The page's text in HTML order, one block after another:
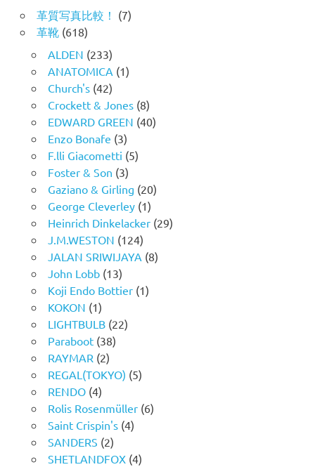
革質写真比較！ (7)
革靴(618)
ALDEN (233)
ANATOMICA (1)
Church's(42)
Crockett & Jones(8)
EDWARD GREEN (40)
Enzo Bonafe (3)
F.lli Giacometti (5)
Foster & Son (3)
Gaziano & Girling (20)
George Cleverley(1)
Heinrich Dinkelacker(29)
J.M.WESTON (124)
JALAN SRIWIJAYA (8)
John Lobb(13)
Koji Endo Bottier(1)
KOKON (1)
LIGHTBULB(22)
Paraboot(38)
RAYMAR (2)
REGAL(TOKYO) (5)
RENDO(4)
Rolis Rosenmüller(6)
Saint Crispin's(4)
SANDERS (2)
SHETLANDFOX(4)